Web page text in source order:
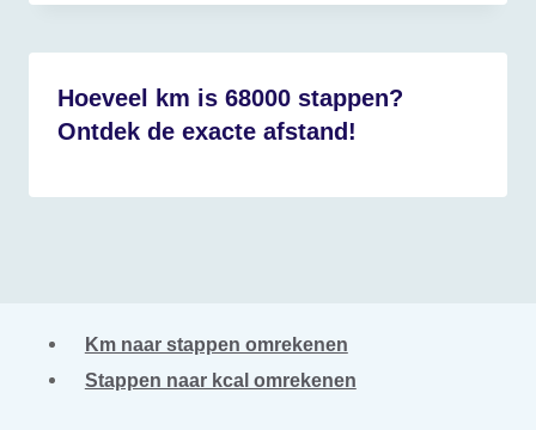
Hoeveel km is 68000 stappen?
Ontdek de exacte afstand!
Km naar stappen omrekenen
Stappen naar kcal omrekenen